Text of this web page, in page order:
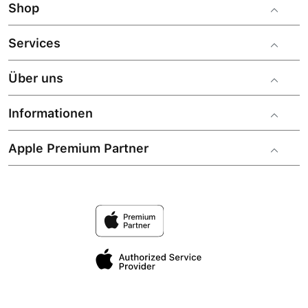
Shop
Services
Über uns
Informationen
Apple Premium Partner